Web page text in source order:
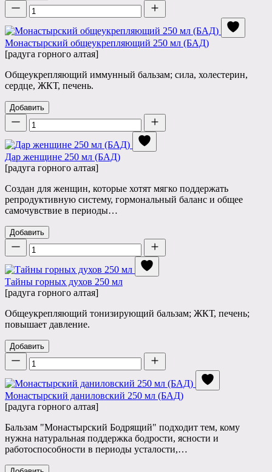
Количество
Монастырский общеукрепляющий 250 мл (БАД)
[радуга горного алтая]
Общеукрепляющий иммунный бальзам; сила, холестерин,
сердце, ЖКТ, печень.
Добавить
Количество
Дар женщине 250 мл (БАД)
[радуга горного алтая]
Создан для женщин, которые хотят мягко поддержать
репродуктивную систему, гормональный баланс и общее
самочувствие в периоды…
Добавить
Количество
Тайны горных духов 250 мл
[радуга горного алтая]
Общеукрепляющий тонизирующий бальзам; ЖКТ, печень;
повышает давление.
Добавить
Количество
Монастырский даниловский 250 мл (БАД)
[радуга горного алтая]
Бальзам "Монастырский Бодрящий" подходит тем, кому
нужна натуральная поддержка бодрости, ясности и
работоспособности в периоды усталости,…